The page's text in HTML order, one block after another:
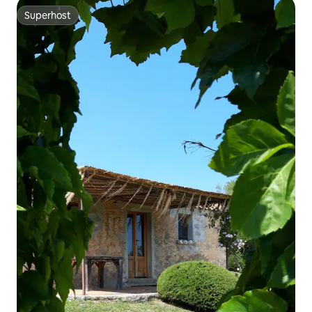
Superhost
Superhost